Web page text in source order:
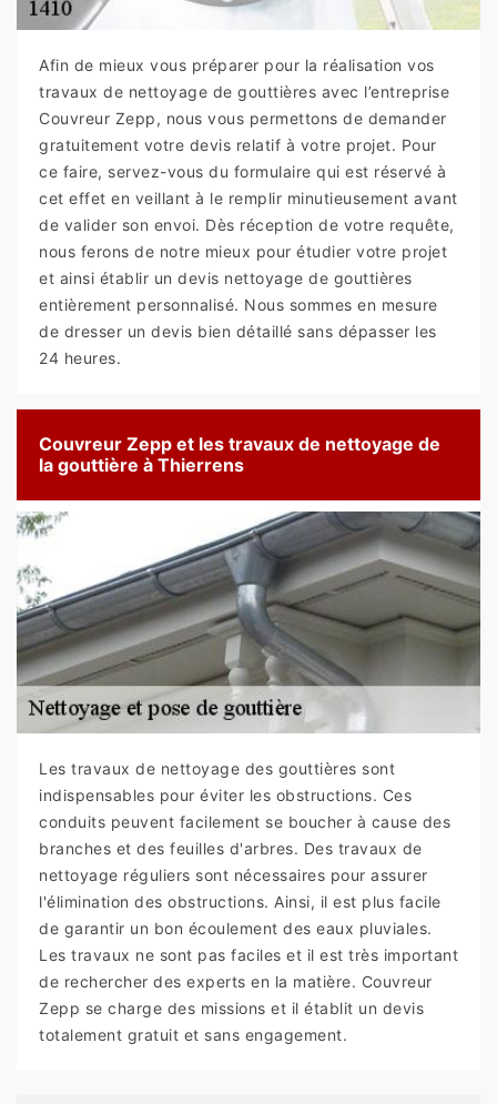
Afin de mieux vous préparer pour la réalisation vos
travaux de nettoyage de gouttières avec l’entreprise
Couvreur Zepp, nous vous permettons de demander
gratuitement votre devis relatif à votre projet. Pour
ce faire, servez-vous du formulaire qui est réservé à
cet effet en veillant à le remplir minutieusement avant
de valider son envoi. Dès réception de votre requête,
nous ferons de notre mieux pour étudier votre projet
et ainsi établir un devis nettoyage de gouttières
entièrement personnalisé. Nous sommes en mesure
de dresser un devis bien détaillé sans dépasser les
24 heures.
Couvreur Zepp et les travaux de nettoyage de
la gouttière à Thierrens
Les travaux de nettoyage des gouttières sont
indispensables pour éviter les obstructions. Ces
conduits peuvent facilement se boucher à cause des
branches et des feuilles d'arbres. Des travaux de
nettoyage réguliers sont nécessaires pour assurer
l'élimination des obstructions. Ainsi, il est plus facile
de garantir un bon écoulement des eaux pluviales.
Les travaux ne sont pas faciles et il est très important
de rechercher des experts en la matière. Couvreur
Zepp se charge des missions et il établit un devis
totalement gratuit et sans engagement.